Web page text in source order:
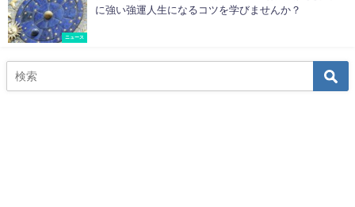
ニュース
に強い強運人生になるコツを学びませんか？